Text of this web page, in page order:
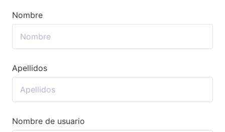
Nombre
Apellidos
Nombre de usuario